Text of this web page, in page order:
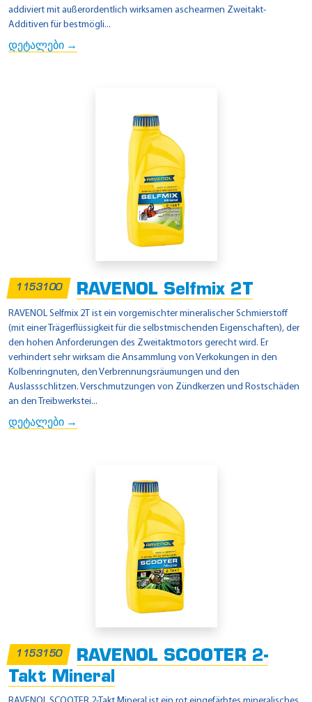
addiviert mit außerordentlich wirksamen aschearmen Zweitakt-
Additiven für bestmögli...
დეტალები →
1153100 RAVENOL Selfmix 2T
RAVENOL Selfmix 2T ist ein vorgemischter mineralischer Schmierstoff
(mit einer Trägerflüssigkeit für die selbstmischenden Eigenschaften), der
den hohen Anforderungen des Zweitaktmotors gerecht wird. Er
verhindert sehr wirksam die Ansammlung von Verkokungen in den
Kolbenringnuten, den Verbrennungsräumungen und den
Auslassschlitzen. Verschmutzungen von Zündkerzen und Rostschäden
an den Treibwerkstei...
დეტალები →
1153150
RAVENOL SCOOTER 2-
Takt Mineral